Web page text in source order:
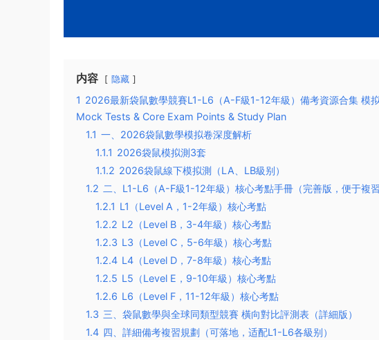
内容 隐藏
1 2026最新袋鼠數學競賽L1-L6（A-F級1-12年級）備考資源合集
Mock Tests & Core Exam Points & Study Plan
1.1 一、2026袋鼠數學模拟卷深度解析
1.1.1 2026袋鼠模拟測3套
1.1.2 2026袋鼠線下模拟測（LA、LB級别）
1.2 二、L1-L6（A-F級1-12年級）核心考點手冊（完善版，便于複習
1.2.1 L1（Level A，1-2年級）核心考點
1.2.2 L2（Level B，3-4年級）核心考點
1.2.3 L3（Level C，5-6年級）核心考點
1.2.4 L4（Level D，7-8年級）核心考點
1.2.5 L5（Level E，9-10年級）核心考點
1.2.6 L6（Level F，11-12年級）核心考點
1.3 三、袋鼠數學與全球同類型競賽 橫向對比評測表（詳細版）
1.4 四、詳細備考複習規劃（可落地，适配L1-L6各級别）